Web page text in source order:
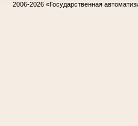
2006-2026 «Государственная